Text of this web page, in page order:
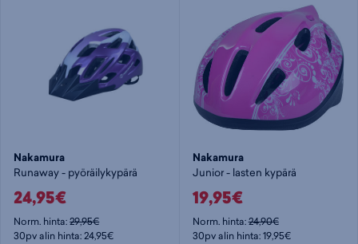
Nakamura
Runaway - pyöräilykypärä
24,95€
Norm. hinta:29,95€
30pv alin hinta: 24,95€
Nakamura
Junior - lasten kypärä
19,95€
Norm. hinta:24,90€
30pv alin hinta: 19,95€